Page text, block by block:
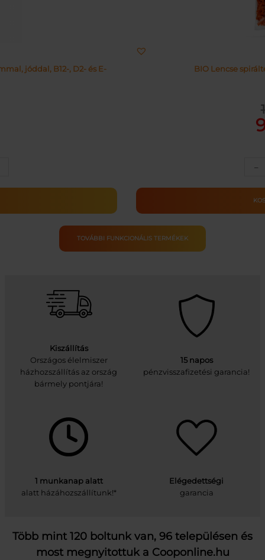
jóddal, B12-, D2- és E- BIO Lencse
–
TOVÁBBI FUNKCIONÁLIS TERMÉKEK
Kiszállítás
Országos élelmiszer
házhozszállítás az ország
bármely pontjára!
15 napos
pénzvisszafizetési garancia!
1 munkanap alatt
alatt házáhozszállítunk!*
Elégedettségi
garancia
Több mint 120 boltunk van, 96 településen és
most megnyitottuk a Cooponline.hu